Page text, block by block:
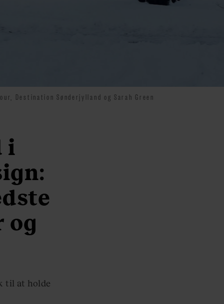
Destination Sønderjylland og Sarah Green
i
og
til at holde